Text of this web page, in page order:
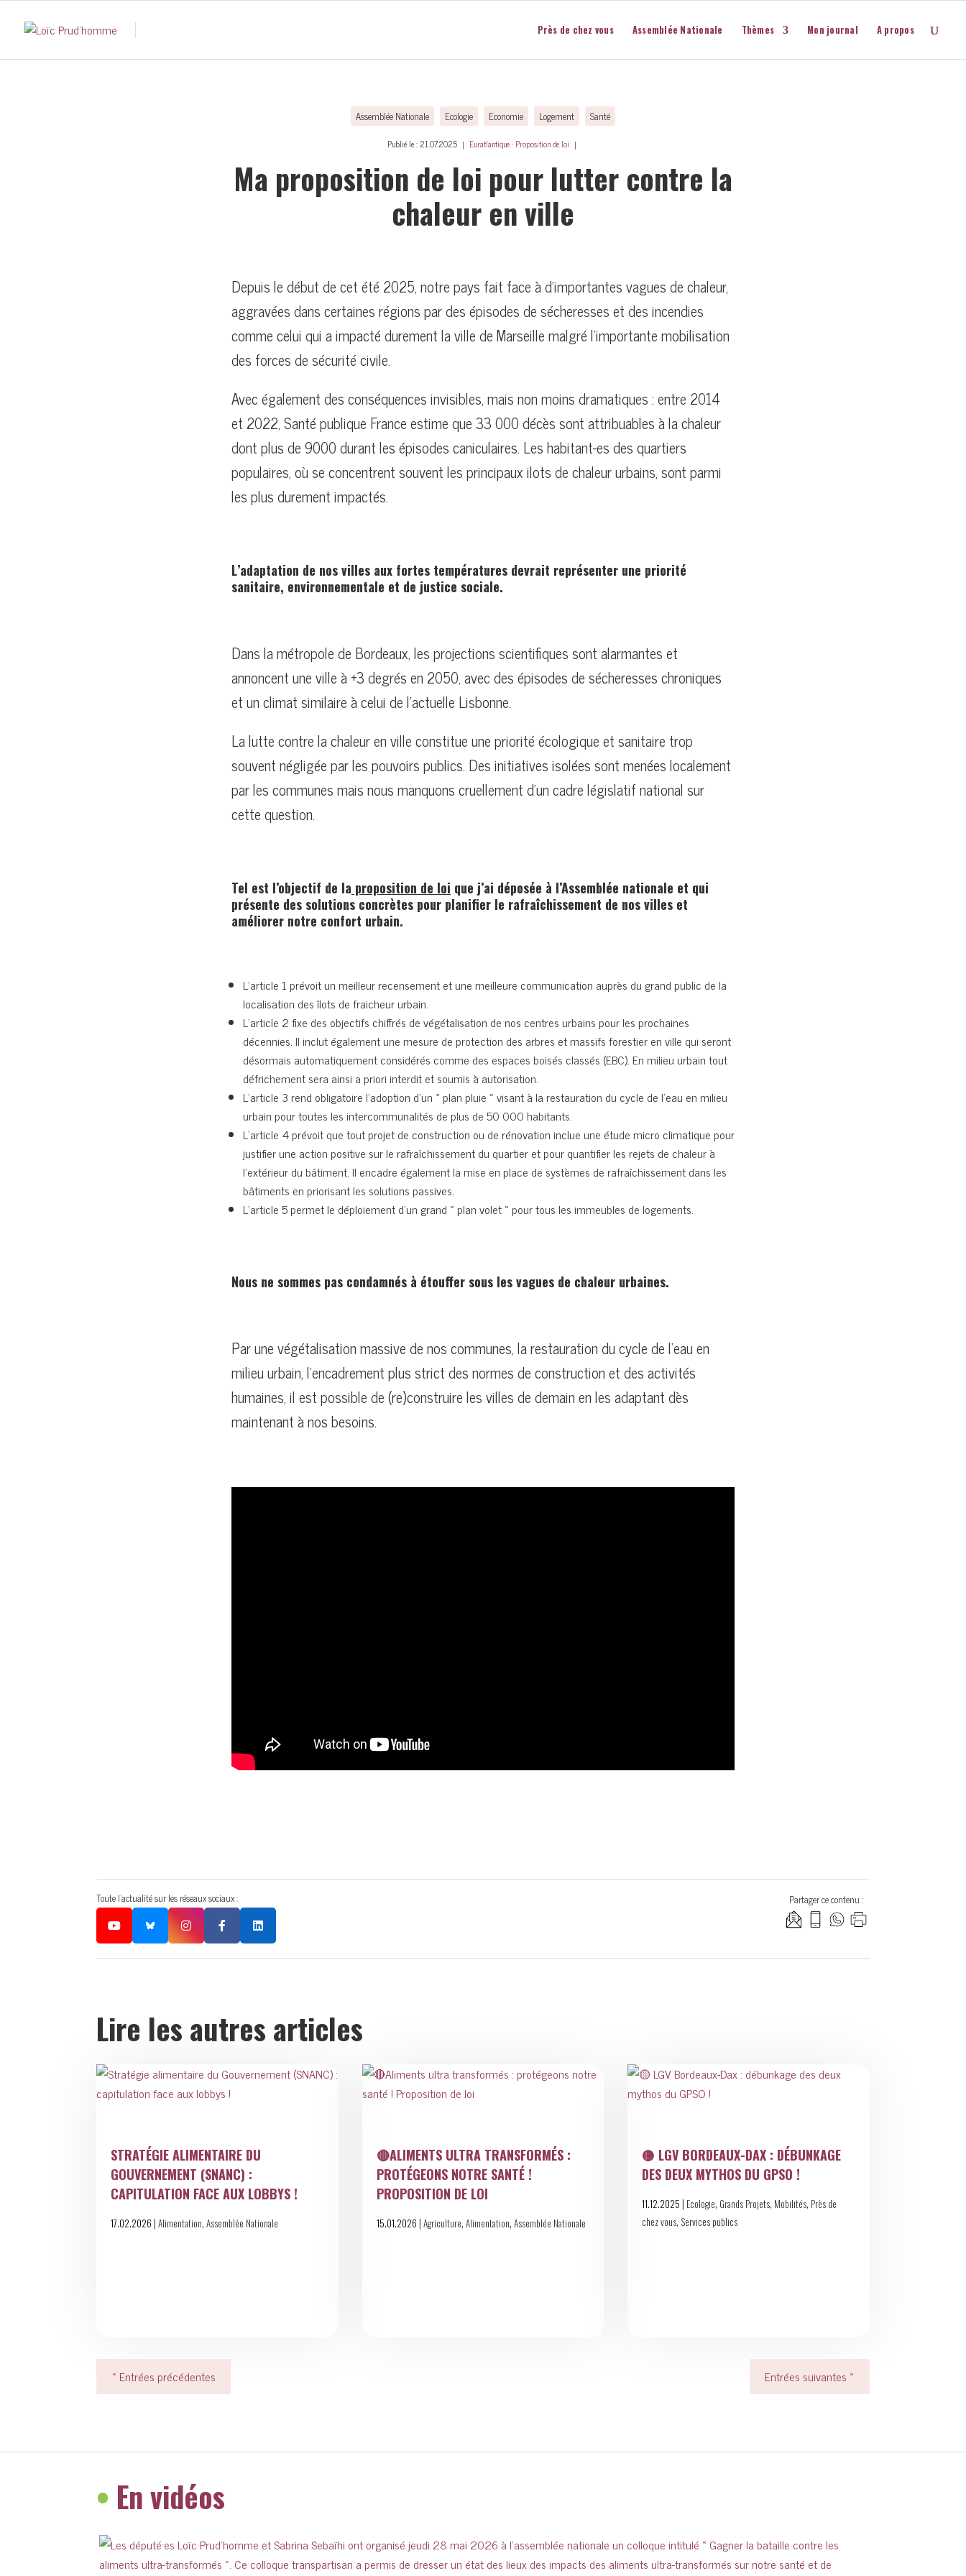
Près de chez vous Assemblée Nationale Thèmes Mon journal A propos
Assemblée Nationale Ecologie Economie Logement Santé
Publié le : 21.07.2025 ｜ Euratlantique· Proposition de loi ｜
Ma proposition de loi pour lutter contre la
chaleur en ville
Depuis le début de cet été 2025, notre pays fait face à d’importantes vagues de chaleur,
aggravées dans certaines régions par des épisodes de sécheresses et des incendies
comme celui qui a impacté durement la ville de Marseille malgré l’importante mobilisation
des forces de sécurité civile.
Avec également des conséquences invisibles, mais non moins dramatiques : entre 2014
et 2022, Santé publique France estime que 33 000 décès sont attribuables à la chaleur
dont plus de 9000 durant les épisodes caniculaires. Les habitant-es des quartiers
populaires, où se concentrent souvent les principaux ilots de chaleur urbains, sont parmi
les plus durement impactés.
L’adaptation de nos villes aux fortes températures devrait représenter une priorité
sanitaire, environnementale et de justice sociale.
Dans la métropole de Bordeaux, les projections scientifiques sont alarmantes et
annoncent une ville à +3 degrés en 2050, avec des épisodes de sécheresses chroniques
et un climat similaire à celui de l’actuelle Lisbonne.
La lutte contre la chaleur en ville constitue une priorité écologique et sanitaire trop
souvent négligée par les pouvoirs publics. Des initiatives isolées sont menées localement
par les communes mais nous manquons cruellement d’un cadre législatif national sur
cette question.
Tel est l’objectif de la proposition de loi que j’ai déposée à l’Assemblée nationale et qui
présente des solutions concrètes pour planifier le rafraîchissement de nos villes et
améliorer notre confort urbain.
L’article 1 prévoit un meilleur recensement et une meilleure communication auprès du grand public de la
localisation des îlots de fraicheur urbain.
L’article 2 fixe des objectifs chiffrés de végétalisation de nos centres urbains pour les prochaines
décennies. Il inclut également une mesure de protection des arbres et massifs forestier en ville qui seront
désormais automatiquement considérés comme des espaces boisés classés (EBC). En milieu urbain tout
défrichement sera ainsi a priori interdit et soumis à autorisation.
L’article 3 rend obligatoire l’adoption d’un « plan pluie » visant à la restauration du cycle de l’eau en milieu
urbain pour toutes les intercommunalités de plus de 50 000 habitants.
L’article 4 prévoit que tout projet de construction ou de rénovation inclue une étude micro climatique pour
justifier une action positive sur le rafraîchissement du quartier et pour quantifier les rejets de chaleur à
l’extérieur du bâtiment. Il encadre également la mise en place de systèmes de rafraîchissement dans les
bâtiments en priorisant les solutions passives.
L’article 5 permet le déploiement d’un grand « plan volet » pour tous les immeubles de logements.
Nous ne sommes pas condamnés à étouffer sous les vagues de chaleur urbaines.
Par une végétalisation massive de nos communes, la restauration du cycle de l’eau en
milieu urbain, l’encadrement plus strict des normes de construction et des activités
humaines, il est possible de (re)construire les villes de demain en les adaptant dès
maintenant à nos besoins.
Partager ce contenu :
Toute l'actualité sur les réseaux sociaux :
Lire les autres articles
STRATÉGIE ALIMENTAIRE DU
GOUVERNEMENT (SNANC) :
CAPITULATION FACE AUX LOBBYS !
17.02.2026 |Alimentation,Assemblée Nationale
🔴ALIMENTS ULTRA TRANSFORMÉS :
PROTÉGEONS NOTRE SANTÉ !
PROPOSITION DE LOI
15.01.2026 | Agriculture, Alimentation, Assemblée Nationale
🟡 LGV BORDEAUX-DAX : DÉBUNKAGE
DES DEUX MYTHOS DU GPSO !
11.12.2025 | Ecologie, Grands Projets, Mobilités, Près de
chez vous, Services publics
« Entrées précédentes Entrées suivantes »
• En vidéos